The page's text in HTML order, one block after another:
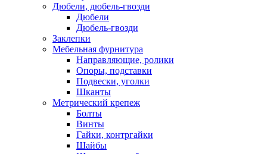
Дюбели, дюбель-гвозди
Дюбели
Дюбель-гвозди
Заклепки
Мебельная фурнитура
Направляющие, ролики
Опоры, подставки
Подвески, уголки
Шканты
Метрический крепеж
Болты
Винты
Гайки, контргайки
Шайбы